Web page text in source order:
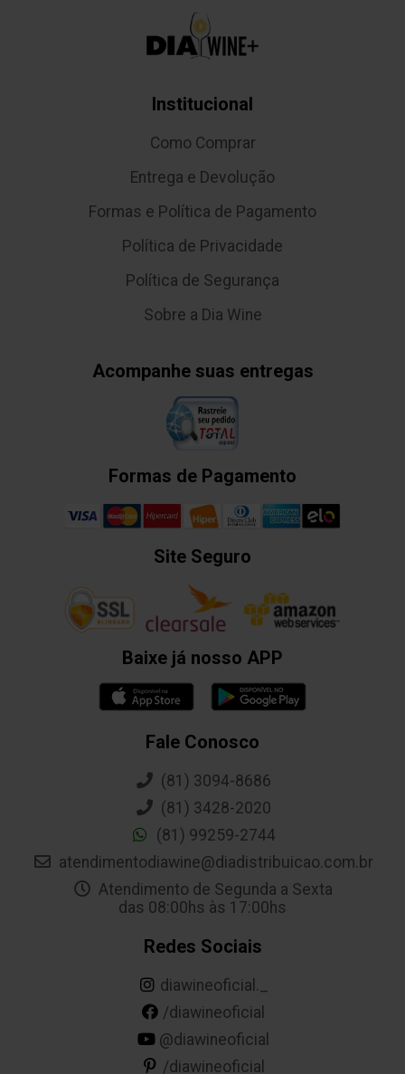
Institucional
Como Comprar
Entrega e Devolução
Formas e Política de Pagamento
Política de Privacidade
Política de Segurança
Sobre a Dia Wine
Acompanhe suas entregas
Formas de Pagamento
Site Seguro
Baixe já nosso APP
Fale Conosco
(81) 3094-8686
(81) 3428-2020
(81) 99259-2744
atendimentodiawine@diadistribuicao.com.br
Atendimento de Segunda a Sexta
das 08:00hs às 17:00hs
Redes Sociais
diawineoficial._
/diawineoficial
@diawineoficial
/diawineoficial